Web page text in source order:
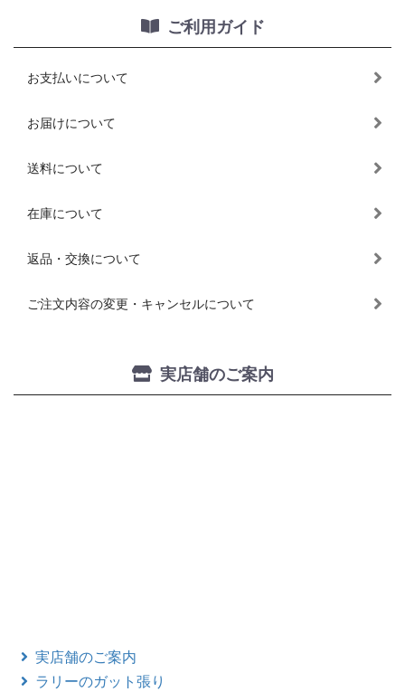
ご利用ガイド
お支払いについて
お届けについて
送料について
在庫について
返品・交換について
ご注文内容の変更・キャンセルについて
実店舗のご案内
実店舗のご案内
ラリーのガット張り